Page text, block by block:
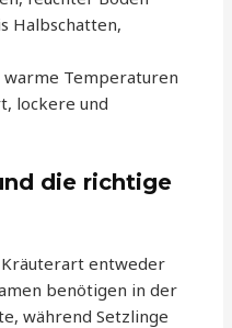
Halbschatten,
warme Temperaturen
lockere und
die richtige
Kräuterart entweder
benötigen in der
während Setzlinge